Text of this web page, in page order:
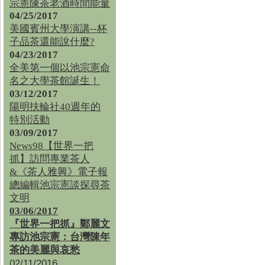
宗憲陳茶老酒時間能量
04/25/2017
美國賓州大學演講--杯
子品茶還能說什麼?
04/23/2017
全美第一個以池宗憲命
名之大學茶館誕生！
03/12/2017
陽明扶輪社40週年的
特別活動
03/09/2017
News98【世界一把
抓】訪問專業茶人
&《茶人雅興》電子報
總編輯池宗憲談探尋茶
文明
03/06/2017
『世界一把抓』鄭麗文
專訪池宗憲：台灣陳年
茶的美麗與哀愁